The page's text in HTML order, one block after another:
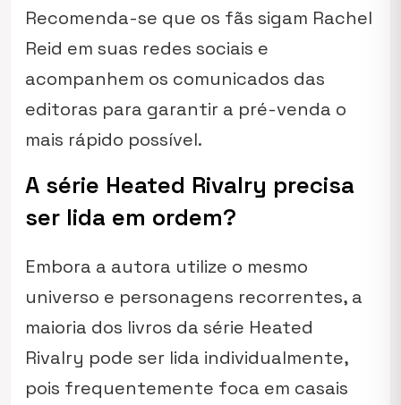
Recomenda-se que os fãs sigam Rachel
Reid em suas redes sociais e
acompanhem os comunicados das
editoras para garantir a pré-venda o
mais rápido possível.
A série Heated Rivalry precisa
ser lida em ordem?
Embora a autora utilize o mesmo
universo e personagens recorrentes, a
maioria dos livros da série Heated
Rivalry pode ser lida individualmente,
pois frequentemente foca em casais